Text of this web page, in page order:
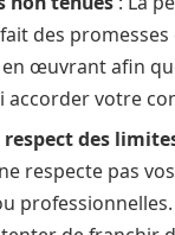
des promesses
en œuvrant afin
accorder votre
respect des
respecte pas
professionnelles.